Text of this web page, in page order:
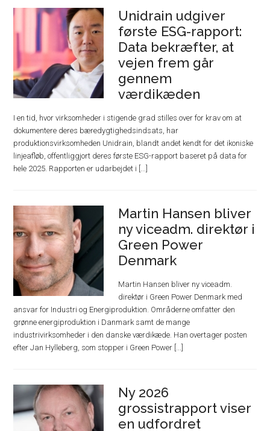
Unidrain udgiver
første ESG-rapport:
Data bekræfter, at
vejen frem går
gennem
værdikæden
I en tid, hvor virksomheder i stigende grad stilles over for krav om at
dokumentere deres bæredygtighedsindsats, har
produktionsvirksomheden Unidrain, blandt andet kendt for det ikoniske
linjeafløb, offentliggjort deres første ESG-rapport baseret på data for
hele 2025. Rapporten er udarbejdet i [...]
Martin Hansen bliver
ny viceadm. direktør i
Green Power
Denmark
Martin Hansen bliver ny viceadm.
direktør i Green Power Denmark med
ansvar for Industri og Energiproduktion. Områderne omfatter den
grønne energiproduktion i Danmark samt de mange
industrivirksomheder i den danske værdikæde. Han overtager posten
efter Jan Hylleberg, som stopper i Green Power [...]
Ny 2026
grossistrapport viser
en udfordret